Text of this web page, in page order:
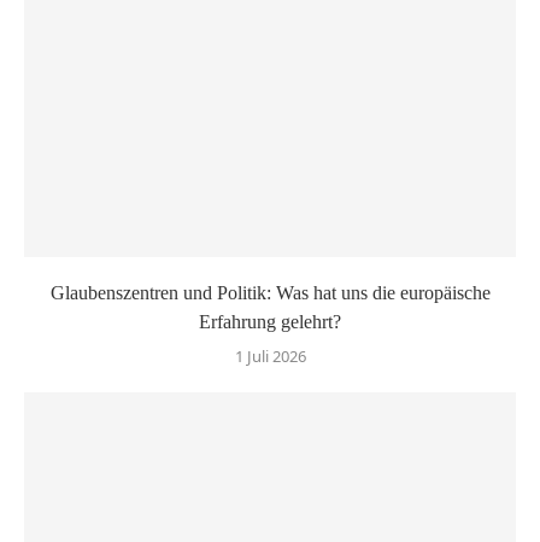
Glaubenszentren und Politik: Was hat uns die europäische
Erfahrung gelehrt?
1 Juli 2026